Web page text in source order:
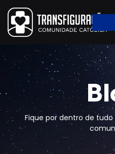
Fique por dentro de